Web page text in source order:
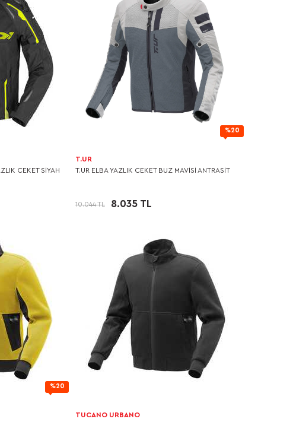
CEKET SİYAH
%20
T.UR
T.UR ELBA YAZLIK CEKET BUZ MAVİSİ ANTRASİT
10.044 TL 8.035 TL
%20
TUCANO URBANO